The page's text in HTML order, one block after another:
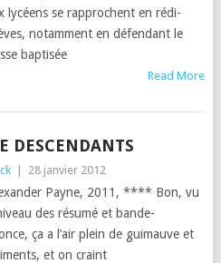
lycéens se rap­prochent en rédi­
notam­ment en défen­dant le
bap­tisée
Read More
DESCENDANTS
28 janvier 2012
Payne, 2011, **** Bon, vu
des résumé et bande-
ça a l’air plein de guimauve et
et on craint